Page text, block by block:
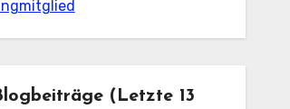
(letzte 13